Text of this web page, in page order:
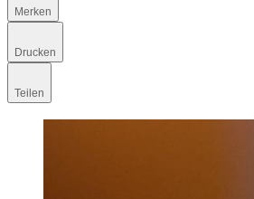
Merken
Drucken
Teilen